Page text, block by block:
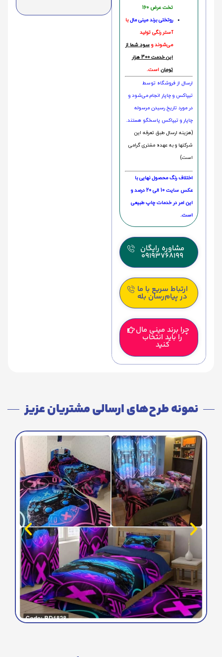
تخت عرض 160
روتختی‌ برند مینی مالبا
آستر رنگی تولید
می‌شوند و سود شما از
این خدمت 300 هزار
تومان است.
ارسال از فروشگاه توسط
تیپاکس و چاپار انجام می‌شود و
در مورد تاریخ رسیدن مرسوله
چاپار و تیپاکس پاسخگو هستند.
(هزینه ارسال طبق تعرفه این
شرکتها و به عهده مشتری گرامی
است)
اختلاف رنگ محصول نهایی با
عکس سایت 10 الی 20 درصد و
این امر در خدمات چاپ طبیعی
است.
مشاوره رایگان
09193768199
ارتباط سریع با ما
در پیام‌رسان بله
چرا برند مینی مال
را باید انتخاب
کنید
نمونه طرح‌های ارسالی مشتریان عزیز